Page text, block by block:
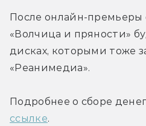
После онлайн-премьеры
«Волчица и пряности»
дисках, которыми тоже
«Реанимедиа».
Подробнее о сборе
ссылке.